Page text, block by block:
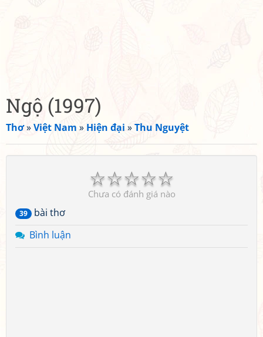
Ngộ (1997)
Thơ»Việt Nam » Hiện đại »Thu Nguyệt
☆
☆
☆
☆
☆
Chưa có đánh giá nào
39
bài thơ
Bình luận